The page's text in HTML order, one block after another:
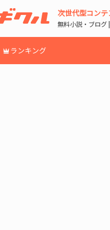
次世代型コン
無料小説・ブログ
ランキング